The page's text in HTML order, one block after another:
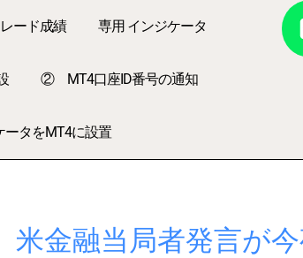
ード成績 専用 インジケータ
② MT4口座ID番号の通知
タをMT4に設置
金融当局者発言が